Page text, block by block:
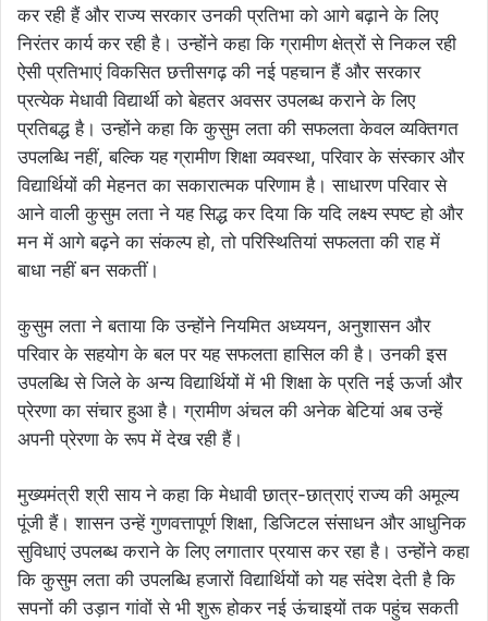
कर रही हैं और राज्य सरकार उनकी प्रतिभा को आगे बढ़ाने के लिए
निरंतर कार्य कर रही है। उन्होंने कहा कि ग्रामीण क्षेत्रों से निकल रही
ऐसी प्रतिभाएं विकसित छत्तीसगढ़ की नई पहचान हैं और सरकार
प्रत्येक मेधावी विद्यार्थी को बेहतर अवसर उपलब्ध कराने के लिए
प्रतिबद्ध है। उन्होंने कहा कि कुसुम लता की सफलता केवल व्यक्तिगत
उपलब्धि नहीं, बल्कि यह ग्रामीण शिक्षा व्यवस्था, परिवार के संस्कार और
विद्यार्थियों की मेहनत का सकारात्मक परिणाम है। साधारण परिवार से
आने वाली कुसुम लता ने यह सिद्ध कर दिया कि यदि लक्ष्य स्पष्ट हो और
मन में आगे बढ़ने का संकल्प हो, तो परिस्थितियां सफलता की राह में
बाधा नहीं बन सकतीं।
कुसुम लता ने बताया कि उन्होंने नियमित अध्ययन, अनुशासन और
परिवार के सहयोग के बल पर यह सफलता हासिल की है। उनकी इस
उपलब्धि से जिले के अन्य विद्यार्थियों में भी शिक्षा के प्रति नई ऊर्जा और
प्रेरणा का संचार हुआ है। ग्रामीण अंचल की अनेक बेटियां अब उन्हें
अपनी प्रेरणा के रूप में देख रही हैं।
मुख्यमंत्री श्री साय ने कहा कि मेधावी छात्र-छात्राएं राज्य की अमूल्य
पूंजी हैं। शासन उन्हें गुणवत्तापूर्ण शिक्षा, डिजिटल संसाधन और आधुनिक
सुविधाएं उपलब्ध कराने के लिए लगातार प्रयास कर रहा है। उन्होंने कहा
कि कुसुम लता की उपलब्धि हजारों विद्यार्थियों को यह संदेश देती है कि
सपनों की उड़ान गांवों से भी शुरू होकर नई ऊंचाइयों तक पहुंच सकती